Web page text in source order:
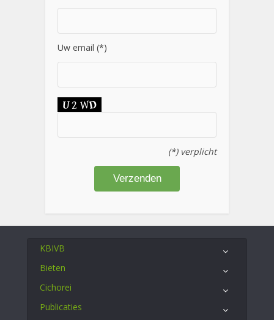
Uw email (*)
(*) verplicht
KBIVB
Bieten
Cichorei
Publicaties